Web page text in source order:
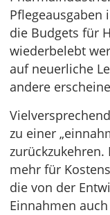
Pflegeausgaben
die Budgets für
wiederbelebt
auf neuerliche
andere
zu einer
mehr für
die von der
Einnahmen